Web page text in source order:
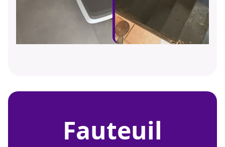
fauteuil